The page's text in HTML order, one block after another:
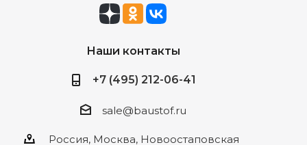
Наши контакты
+7 (495) 212-06-41
sale@baustof.ru
Россия, Москва, Новоостаповская